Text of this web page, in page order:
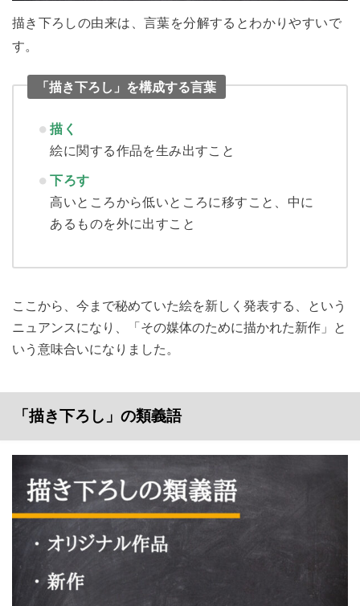
描き下ろしの由来は、言葉を分解するとわかりやすいで
す。
「描き下ろし」を構成する言葉
描く
絵に関する作品を生み出すこと
下ろす
高いところから低いところに移すこと、中に
あるものを外に出すこと
ここから、今まで秘めていた絵を新しく発表する、という
ニュアンスになり、「その媒体のために描かれた新作」と
いう意味合いになりました。
「描き下ろし」の類義語